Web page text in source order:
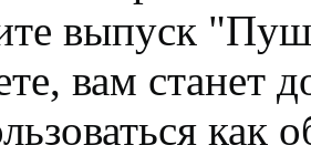
выпуск
вам станет
как